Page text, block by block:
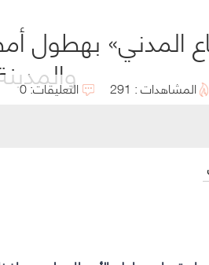
المدني» بهطول
المشاهدات : 291 التعليقات: 0